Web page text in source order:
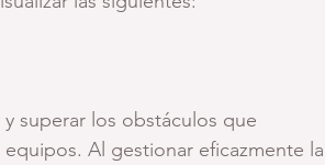
superar los obstáculos que
Al gestionar eficazmente la